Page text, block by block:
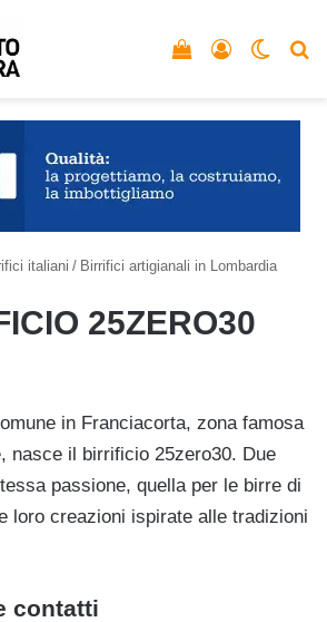
Accedi
Vedi il carrello
italiani / Birrifici artigianali in Lombardia
25ZERO30
in Franciacorta, zona famosa
nasce il birrificio 25zero30. Due
passione, quella per le birre di
loro creazioni ispirate alle tradizioni
contatti